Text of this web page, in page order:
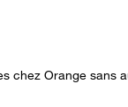
chez Orange sans